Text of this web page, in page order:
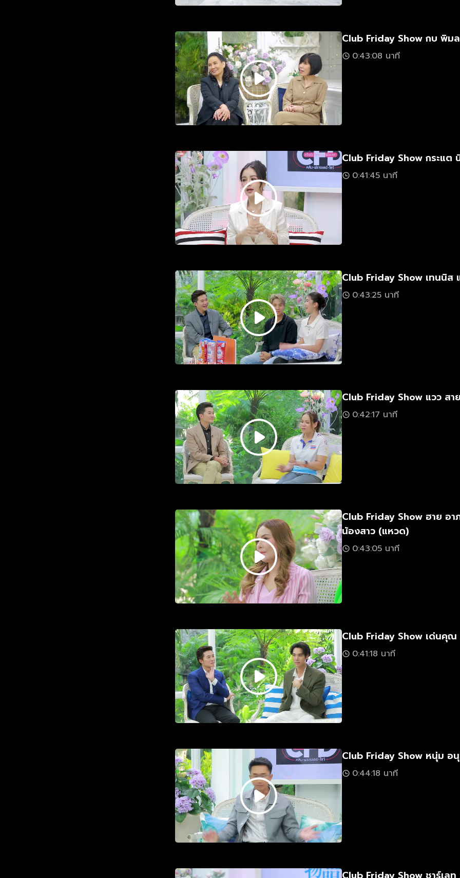
Club Friday Show กบ พิม
0:43:08 นาที
Club Friday Show กระแต
0:41:45 นาที
Club Friday Show เทนนิส
0:43:25 นาที
Club Friday Show แวว สา
0:42:17 นาที
Club Friday Show ฮาย อา
น้องสาว (แหวด)
0:43:05 นาที
Club Friday Show เด่นคุณ
0:41:18 นาที
Club Friday Show หนุ่ม อ
0:44:18 นาที